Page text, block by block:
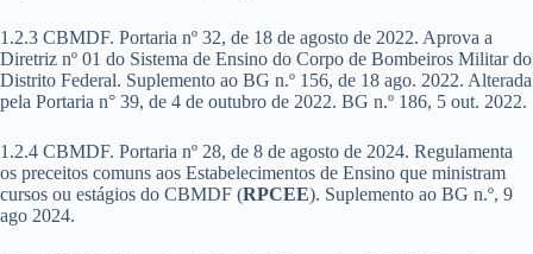
1.2.3 CBMDF. Portaria nº 32, de 18 de agosto de 2022. Aprova a
Diretriz nº 01 do Sistema de Ensino do Corpo de Bombeiros Militar do
Distrito Federal. Suplemento ao BG n.º 156, de 18 ago. 2022. Alterada
pela Portaria n° 39, de 4 de outubro de 2022. BG n.º 186, 5 out. 2022.
1.2.4 CBMDF. Portaria nº 28, de 8 de agosto de 2024. Regulamenta
os preceitos comuns aos Estabelecimentos de Ensino que ministram
cursos ou estágios do CBMDF (RPCEE). Suplemento ao BG n.º, 9
ago 2024.